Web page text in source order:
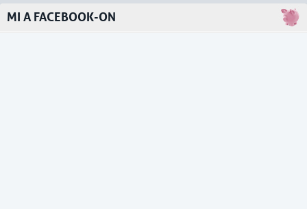
MI A FACEBOOK-ON